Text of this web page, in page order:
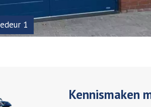
1
Kennismaken